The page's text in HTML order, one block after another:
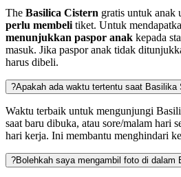
The Basilica Cistern gratis untuk anak
perlu membeli tiket. Untuk
menunjukkan paspor anak kepada
masuk. Jika paspor anak tidak
harus dibeli.
?Apakah ada waktu tertentu saat Basilika
Waktu terbaik untuk mengunjungi
saat baru dibuka, atau sore/malam hari
hari kerja. Ini membantu menghindari
?Bolehkah saya mengambil foto di dalam